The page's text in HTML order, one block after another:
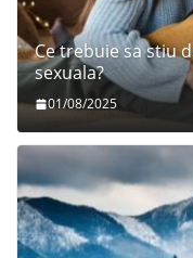
Ce trebuie sa stiu
sexuala?
01/08/2025